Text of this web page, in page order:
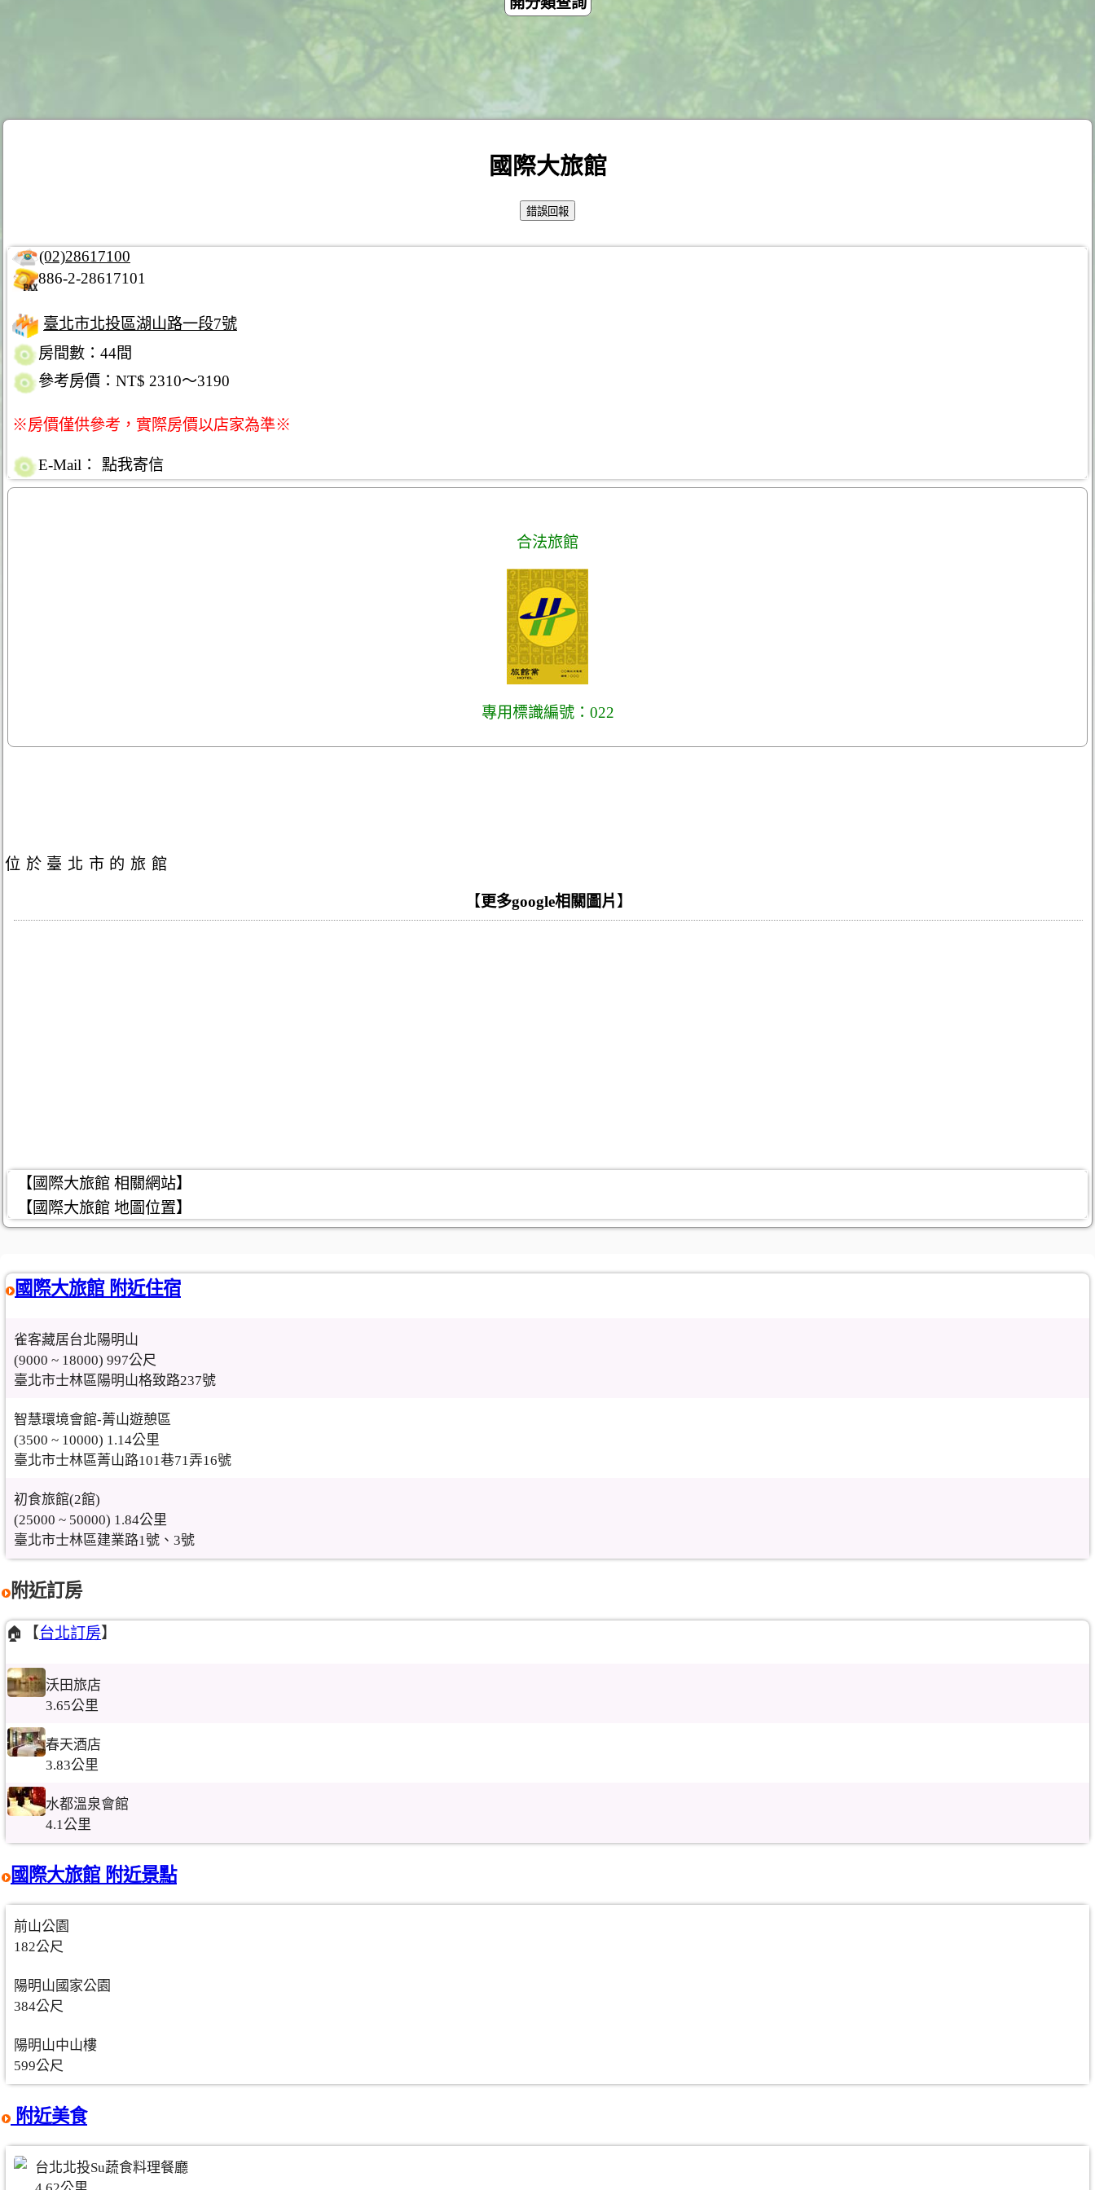
國際大旅館
(02)28617100
886-2-28617101
臺北市北投區湖山路一段7號
房間數：44間
參考房價：NT$ 2310～3190
※房價僅供參考，實際房價以店家為準※
E-Mail： 點我寄信
合法旅館
專用標識編號：022
位於臺北市的旅館
【 更多google相關圖片 】
【國際大旅館 相關網站】
【國際大旅館 地圖位置】
國際大旅館 附近住宿
雀客藏居台北陽明山
(9000 ~ 18000) 997公尺
臺北市士林區陽明山格致路237號
智慧環境會館-菁山遊憩區
(3500 ~ 10000) 1.14公里
臺北市士林區菁山路101巷71弄16號
初食旅館(2館)
(25000 ~ 50000) 1.84公里
臺北市士林區建業路1號、3號
附近訂房
🏠【台北訂房】
沃田旅店
3.65公里
春天酒店
3.83公里
水都溫泉會館
4.1公里
國際大旅館 附近景點
前山公園
182公尺
陽明山國家公園
384公尺
陽明山中山樓
599公尺
附近美食
台北北投Su蔬食料理餐廳